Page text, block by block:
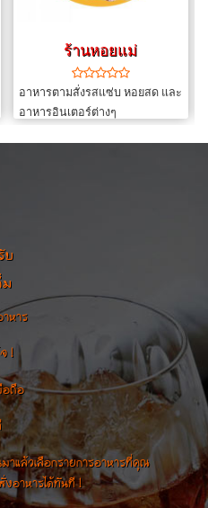
คุณโรส ชามาเล
ชา กาแฟ ชานมมาเลย์ ชาไต้หวัน
มะนาวหวาน ชานมไข่มุกไต้หวัน
ไซรัปผลไม้ โอเลี้ยง ชาเขียว นม
โซดา เย็น ปั่น พิซซ่า สปาเก็ตตี้
บ
หาร
!
อถือ
แล้วเลือกรายการอาหารที่คุณ
อาหารได้ทันที !